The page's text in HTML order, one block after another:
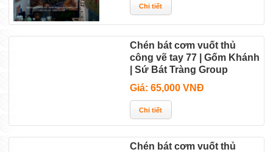
Chén bát cơm vuốt thủ
công vẽ tay 77 | Gốm Khánh
| Sứ Bát Tràng Group
Giá: 65,000 VNĐ
Chén bát cơm vuốt thủ